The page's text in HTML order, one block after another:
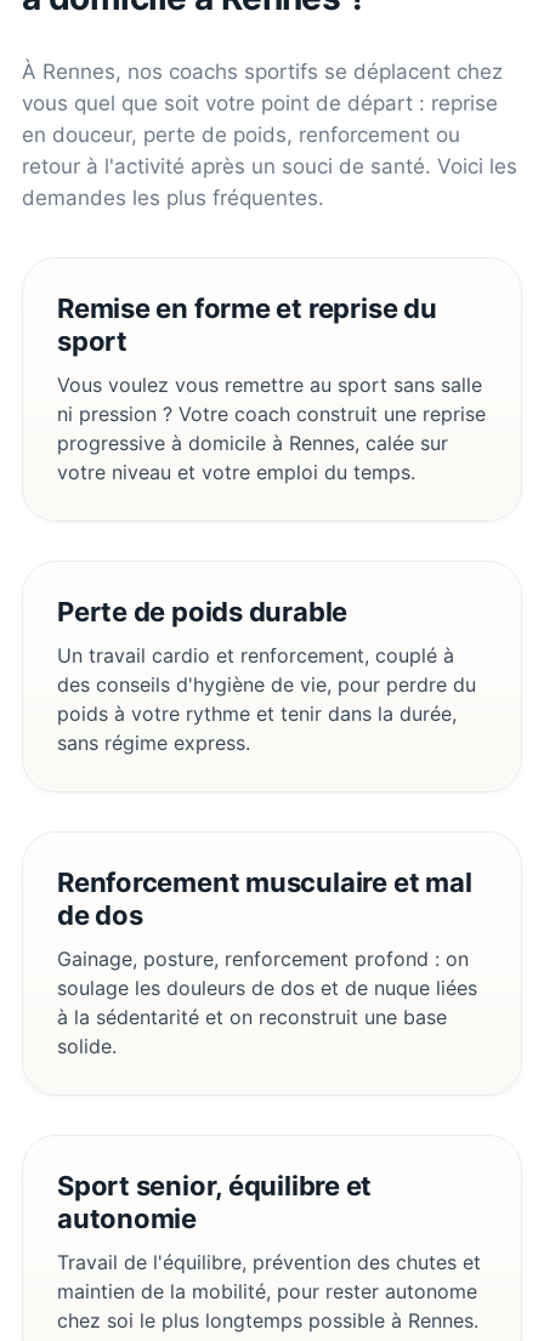
À Rennes, nos coachs sportifs se déplacent chez
vous quel que soit votre point de départ : reprise
en douceur, perte de poids, renforcement ou
retour à l'activité après un souci de santé. Voici les
demandes les plus fréquentes.
Remise en forme et reprise du
sport
Vous voulez vous remettre au sport sans salle
ni pression ? Votre coach construit une reprise
progressive à domicile à Rennes, calée sur
votre niveau et votre emploi du temps.
Perte de poids durable
Un travail cardio et renforcement, couplé à
des conseils d'hygiène de vie, pour perdre du
poids à votre rythme et tenir dans la durée,
sans régime express.
Renforcement musculaire et mal
de dos
Gainage, posture, renforcement profond : on
soulage les douleurs de dos et de nuque liées
à la sédentarité et on reconstruit une base
solide.
Sport senior, équilibre et
autonomie
Travail de l'équilibre, prévention des chutes et
maintien de la mobilité, pour rester autonome
chez soi le plus longtemps possible à Rennes.